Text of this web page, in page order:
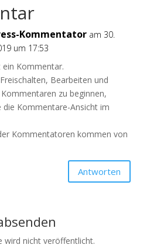
Kommentator am 30.
um 17:53
ein Kommentar.
Bearbeiten und
zu beginnen,
die Kommentare-Ansicht im
Kommentatoren kommen von
Antworten
wird nicht veröffentlicht.